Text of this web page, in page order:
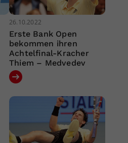
26.10.2022
Erste Bank Open
bekommen ihren
Achtelfinal-Kracher
Thiem – Medvedev